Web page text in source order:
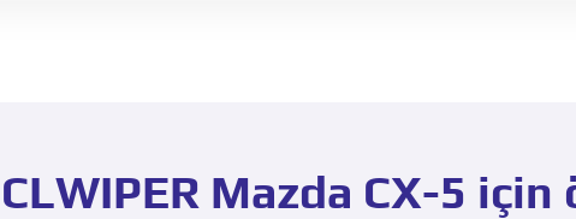
CLWIPER Mazda CX-5 için